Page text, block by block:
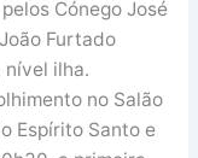
Cónego José
Furtado
ilha.
no Salão
Espírito Santo e